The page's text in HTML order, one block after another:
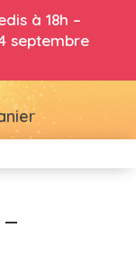
à 18h –
septembre